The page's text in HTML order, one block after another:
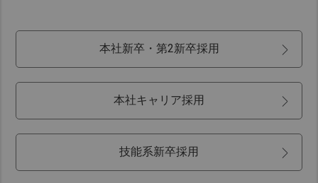
本社新卒・第2新卒採用
本社キャリア採用
技能系新卒採用